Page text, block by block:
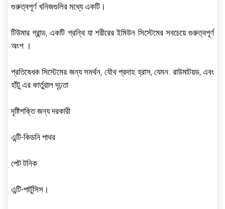
গুরুত্বপূর্ণ খনিজগুলির মধ্যে একটি।
টিউমার গ্রান্ড, একটি গ্রন্থি যা শরীরের ইমিউন সিস্টেমের সবচেয়ে গুরুত্বপূর্ণ
অংশ ।
প্রতিষেধক সিস্টেমের জন্য সমর্থন, যৌথ প্রদাহ হ্রাস, যেমন: রাউমাটয়ড, এবং
হাঁটু এর কার্তুয়াল দৃঢ়তা
দৃষ্টিশক্তি জন্য দরকারী
এন্টি-কিডনি পাথর
পেট টনিক
এন্টি-পার্টুসিস।